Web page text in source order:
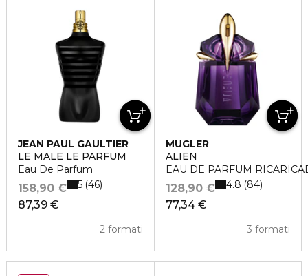
JEAN PAUL GAULTIER
LE MALE LE PARFUM
Eau De Parfum
87,39 €
158,90 €
2 formati
5 46
MUGLER
ALIEN
EAU DE PARFUM
77,34 €
128,90 €
3 formati
4.8 84